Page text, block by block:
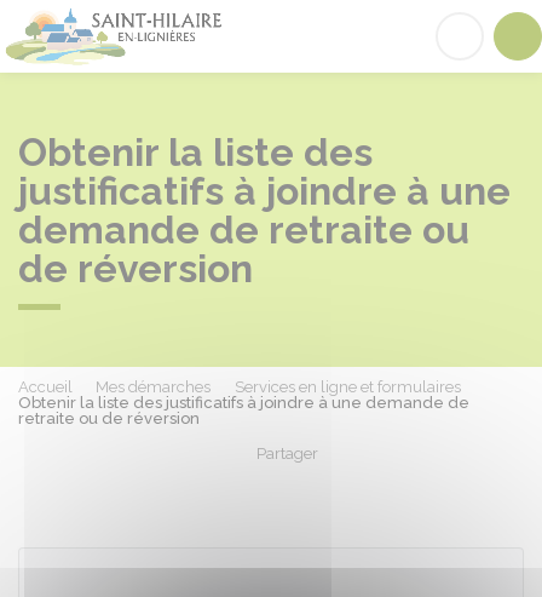
Saint-Hilaire-en-Lignières
Obtenir la liste des
justificatifs à joindre à une
demande de retraite ou
de réversion
Accueil Mes démarches
Services en ligne et formulaires
Obtenir la liste des justificatifs à joindre à une demande de
retraite ou de réversion
Partager